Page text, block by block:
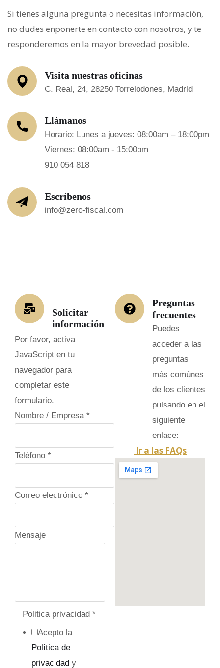
Si tienes alguna pregunta o necesitas información,
no dudes enponerte en contacto con nosotros, y te
responderemos en la mayor brevedad posible.
Visita nuestras oficinas
C. Real, 24, 28250 Torrelodones, Madrid
Llámanos
Horario: Lunes a jueves: 08:00am – 18:00pm
Viernes: 08:00am - 15:00pm
910 054 818
Escríbenos
info@zero-fiscal.com
Solicitar
información
Por favor, activa
JavaScript en tu
navegador para
completar este
formulario.
Nombre / Empresa *
Teléfono *
P
l
i
a
C
Correo electrónico *
Mensaje
Politica privacidad *
Acepto la
Política de
privacidady
Preguntas
frecuentes
Puedes
acceder a las
preguntas
más comúnes
de los clientes
pulsando en el
siguiente
enlace:
Ir a las FAQs